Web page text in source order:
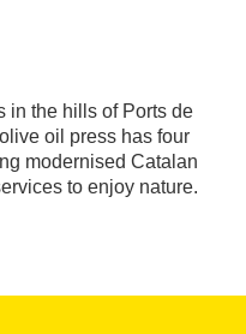
in the hills of Ports de
oil press has four
modernised Catalan
to enjoy nature.